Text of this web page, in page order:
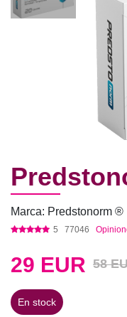
Marca: Predstonorm ®
5 77046
29 EUR 58
En stock